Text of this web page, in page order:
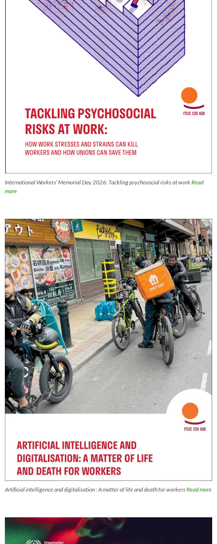
International Workers’ Memorial Day 2026: Tackling psychosocial risks at workRead
more
Artificial intelligence and digitalisation : A matter of life and death for workersRead more